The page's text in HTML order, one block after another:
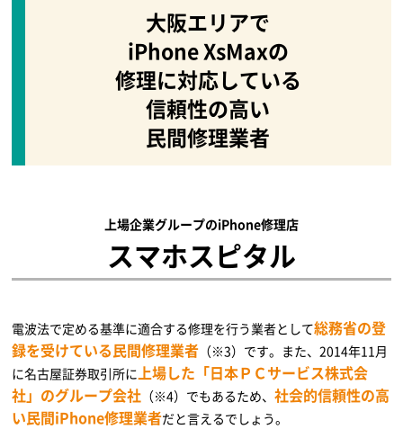
大阪エリアで
iPhone XsMaxの
修理に対応している
信頼性の高い
民間修理業者
上場企業グループのiPhone修理店
スマホスピタル
電波法で定める基準に適合する修理を行う業者として総務省の登
録を受けている民間修理業者 （※3）です。また、2014年11月
に名古屋証券取引所に上場した「日本ＰＣサービス株式会
社」のグループ会社 （※4）でもあるため、社会的信頼性の高
い民間iPhone修理業者だと言えるでしょう。